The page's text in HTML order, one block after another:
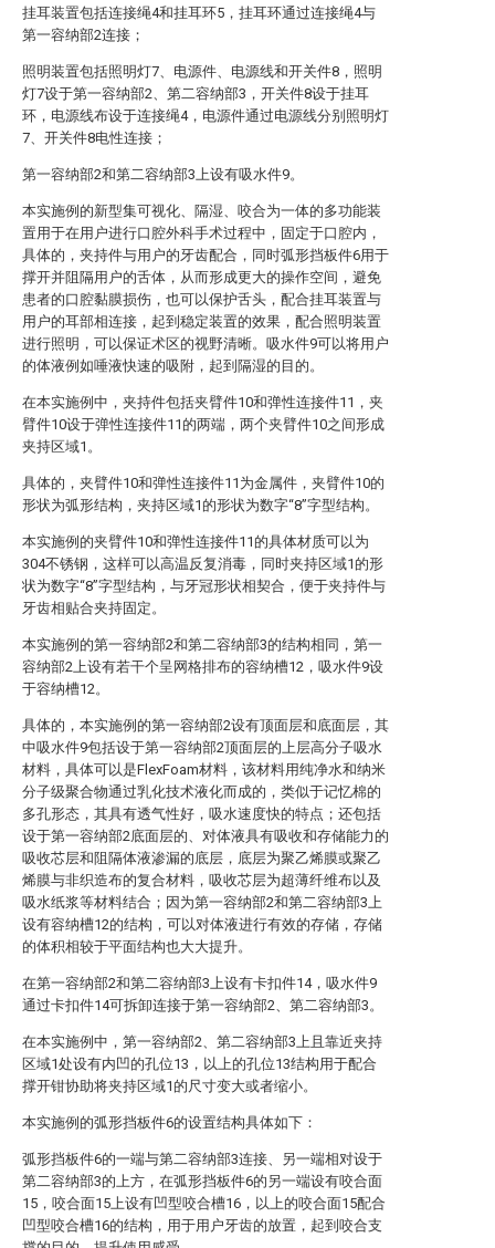
挂耳装置包括连接绳4和挂耳环5，挂耳环通过连接绳4与
第一容纳部2连接；
照明装置包括照明灯7、电源件、电源线和开关件8，照明
灯7设于第一容纳部2、第二容纳部3，开关件8设于挂耳
环，电源线布设于连接绳4，电源件通过电源线分别照明灯
7、开关件8电性连接；
第一容纳部2和第二容纳部3上设有吸水件9。
本实施例的新型集可视化、隔湿、咬合为一体的多功能装
置用于在用户进行口腔外科手术过程中，固定于口腔内，
具体的，夹持件与用户的牙齿配合，同时弧形挡板件6用于
撑开并阻隔用户的舌体，从而形成更大的操作空间，避免
患者的口腔黏膜损伤，也可以保护舌头，配合挂耳装置与
用户的耳部相连接，起到稳定装置的效果，配合照明装置
进行照明，可以保证术区的视野清晰。吸水件9可以将用户
的体液例如唾液快速的吸附，起到隔湿的目的。
在本实施例中，夹持件包括夹臂件10和弹性连接件11，夹
臂件10设于弹性连接件11的两端，两个夹臂件10之间形成
夹持区域1。
具体的，夹臂件10和弹性连接件11为金属件，夹臂件10的
形状为弧形结构，夹持区域1的形状为数字“8”字型结构。
本实施例的夹臂件10和弹性连接件11的具体材质可以为
304不锈钢，这样可以高温反复消毒，同时夹持区域1的形
状为数字“8”字型结构，与牙冠形状相契合，便于夹持件与
牙齿相贴合夹持固定。
本实施例的第一容纳部2和第二容纳部3的结构相同，第一
容纳部2上设有若干个呈网格排布的容纳槽12，吸水件9设
于容纳槽12。
具体的，本实施例的第一容纳部2设有顶面层和底面层，其
中吸水件9包括设于第一容纳部2顶面层的上层高分子吸水
材料，具体可以是FlexFoam材料，该材料用纯净水和纳米
分子级聚合物通过乳化技术液化而成的，类似于记忆棉的
多孔形态，其具有透气性好，吸水速度快的特点；还包括
设于第一容纳部2底面层的、对体液具有吸收和存储能力的
吸收芯层和阻隔体液渗漏的底层，底层为聚乙烯膜或聚乙
烯膜与非织造布的复合材料，吸收芯层为超薄纤维布以及
吸水纸浆等材料结合；因为第一容纳部2和第二容纳部3上
设有容纳槽12的结构，可以对体液进行有效的存储，存储
的体积相较于平面结构也大大提升。
在第一容纳部2和第二容纳部3上设有卡扣件14，吸水件9
通过卡扣件14可拆卸连接于第一容纳部2、第二容纳部3。
在本实施例中，第一容纳部2、第二容纳部3上且靠近夹持
区域1处设有内凹的孔位13，以上的孔位13结构用于配合
撑开钳协助将夹持区域1的尺寸变大或者缩小。
本实施例的弧形挡板件6的设置结构具体如下：
弧形挡板件6的一端与第二容纳部3连接、另一端相对设于
第二容纳部3的上方，在弧形挡板件6的另一端设有咬合面
15，咬合面15上设有凹型咬合槽16，以上的咬合面15配合
凹型咬合槽16的结构，用于用户牙齿的放置，起到咬合支